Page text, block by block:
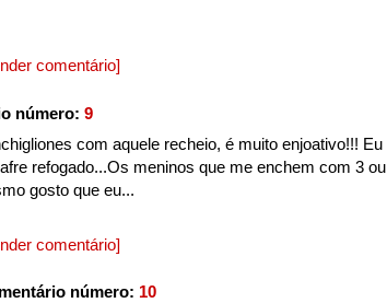
comentário]
número: 9
com aquele recheio, é muito enjoativo!!! Eu
refogado...Os meninos que me enchem com 3 ou
gosto que eu...
comentário]
número: 10